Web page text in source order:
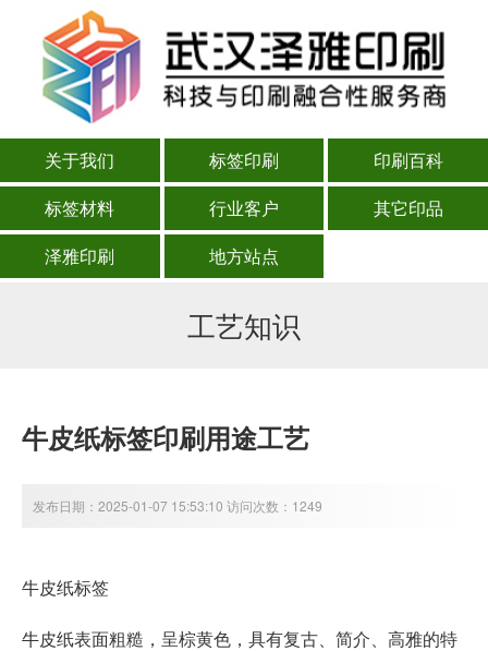
关于我们 标签印刷
印刷百科
标签材料
行业客户
其它印品
泽雅印刷
地方站点
工艺知识
牛皮纸标签印刷用途工艺
发布日期：2025-01-07 15:53:10 访问次数：1249
牛皮纸标签
牛皮纸表面粗糙，呈棕黄色，具有复古、简介、高雅的特